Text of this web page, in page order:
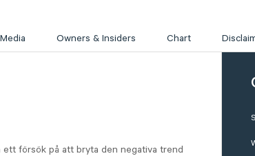
Media Owners & Insiders Chart
ett försök på att bryta den negativa trend